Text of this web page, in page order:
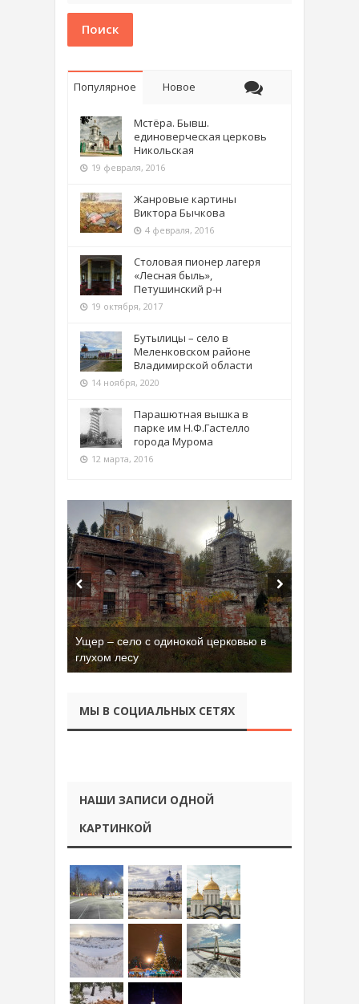
Поиск
Популярное Новое
Мстёра. Бывш.
единоверческая церковь
Никольская
19 февраля, 2016
Жанровые картины
Виктора Бычкова
4 февраля, 2016
Столовая пионер лагеря
«Лесная быль»,
Петушинский р-н
19 октября, 2017
Бутылицы – село в
Меленковском районе
Владимирской области
14 ноября, 2020
Парашютная вышка в
парке им Н.Ф.Гастелло
города Мурома
12 марта, 2016
Ущер – село с одинокой церковью в
глухом лесу
МЫ В СОЦИАЛЬНЫХ СЕТЯХ
НАШИ ЗАПИСИ ОДНОЙ
КАРТИНКОЙ